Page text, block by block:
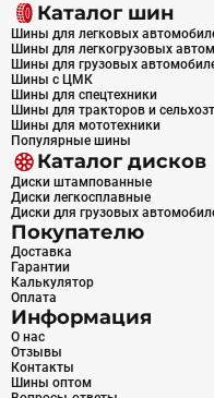
Каталог шин
Шины для легковых
Шины для легкогрузовых
Шины для грузовых
Шины с ЦМК
Шины для спецтехники
Шины для тракторов и
Шины для мототехники
Популярные шины
Каталог дисков
Диски штампованные
Диски легкосплавные
Диски для грузовых
Покупателю
Доставка
Гарантии
Калькулятор
Оплата
Информация
О нас
Отзывы
Контакты
Шины оптом